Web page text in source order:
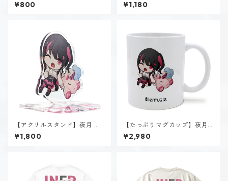
¥800 ¥1,180
【アクリルスタンド】夜月 夢
乃（INFP）
¥1,800
【たっぷりマグカップ】夜月
夢乃（INFP）
¥2,980